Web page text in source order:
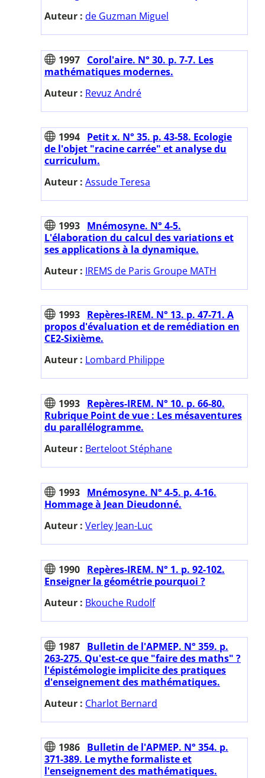
Auteur : de Guzman Miguel
1997 Corol'aire. N° 30. p. 7-7. Les
mathématiques modernes.
Auteur : Revuz André
1994 Petit x. N° 35. p. 43-58. Ecologie
de l'objet "racine carrée" et analyse du
curriculum.
Auteur : Assude Teresa
1993 Mnémosyne. N° 4-5.
L'élaboration du calcul des variations et
ses applications à la dynamique.
Auteur : IREMS de Paris Groupe MATH
1993 Repères-IREM. N° 13. p. 47-71. A
propos d'évaluation et de remédiation en
CE2-Sixième.
Auteur : Lombard Philippe
1993 Repères-IREM. N° 10. p. 66-80.
Rubrique Point de vue : Les mésaventures
du parallélogramme.
Auteur : Berteloot Stéphane
1993 Mnémosyne. N° 4-5. p. 4-16.
Hommage à Jean Dieudonné.
Auteur : Verley Jean-Luc
1990 Repères-IREM. N° 1. p. 92-102.
Enseigner la géométrie pourquoi ?
Auteur : Bkouche Rudolf
1987 Bulletin de l'APMEP. N° 359. p.
263-275. Qu'est-ce que "faire des maths" ?
l'épistémologie implicite des pratiques
d'enseignement des mathématiques.
Auteur : Charlot Bernard
1986 Bulletin de l'APMEP. N° 354. p.
371-389. Le mythe formaliste et
l'enseignement des mathématiques.